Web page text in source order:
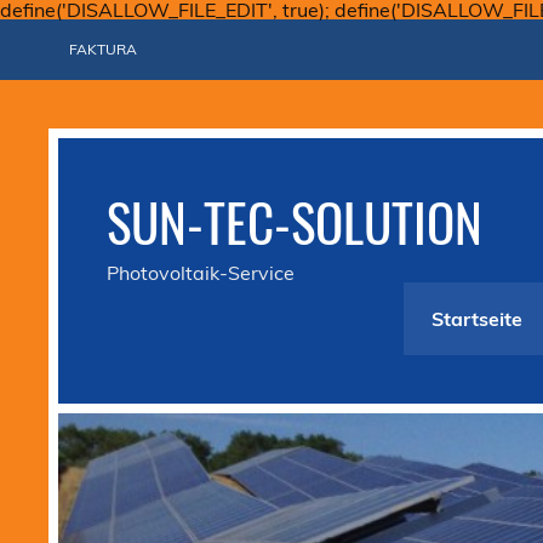
define('DISALLOW_FILE_EDIT', true);
FAKTURA
SUN-TEC-SOLUTION
Photovoltaik-Service
Startseite